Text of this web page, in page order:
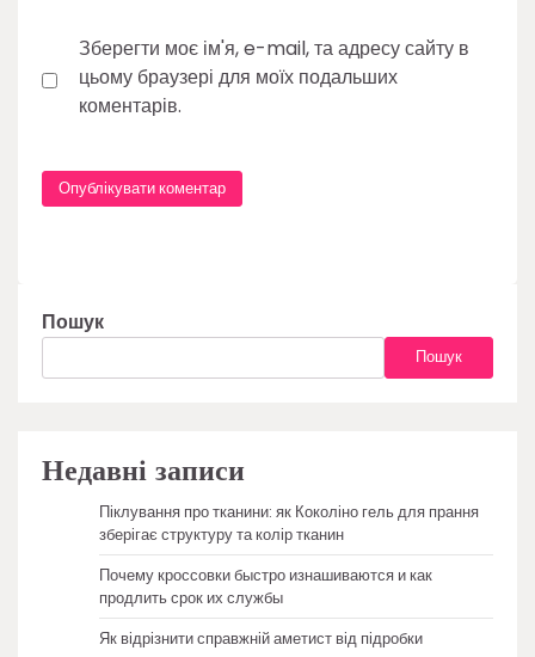
Зберегти моє ім'я, e-mail, та адресу сайту в
цьому браузері для моїх подальших
коментарів.
Пошук
Пошук
Недавні записи
Піклування про тканини: як Коколіно гель для прання
зберігає структуру та колір тканин
Почему кроссовки быстро изнашиваются и как
продлить срок их службы
Як відрізнити справжній аметист від підробки